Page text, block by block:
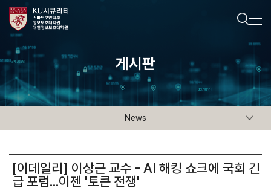
게시판
News
[이데일리] 이상근 교수 - AI 해킹 쇼크에 국회 긴
급 포럼...이젠 '토큰 전쟁'